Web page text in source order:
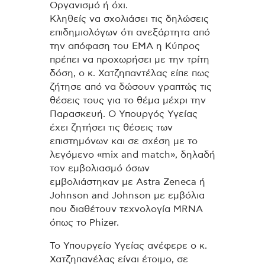
Οργανισμό ή όχι.
Κληθείς να σχολιάσει τις δηλώσεις
επιδημιολόγων ότι ανεξάρτητα από
την απόφαση του ΕΜΑ η Κύπρος
πρέπει να προχωρήσει με την τρίτη
δόση, ο κ. Χατζηπαντέλας είπε πως
ζήτησε από να δώσουν γραπτώς τις
θέσεις τους για το θέμα μέχρι την
Παρασκευή. Ο Υπουργός Υγείας
έχει ζητήσει τις θέσεις των
επιστημόνων και σε σχέση με το
λεγόμενο «mix and match», δηλαδή
τον εμβολιασμό όσων
εμβολιάστηκαν με Astra Zeneca ή
Johnson and Johnson με εμβόλια
που διαθέτουν τεχνολογία MRNA
όπως το Phizer.
Το Υπουργείο Υγείας ανέφερε ο κ.
Χατζηπανέλας είναι έτοιμο, σε